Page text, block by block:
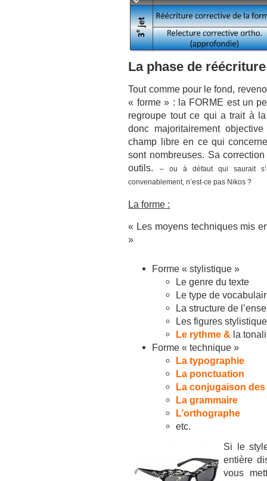
La phase de
Tout comme pour le fond,
« forme » : la FORME est un
regroupe tout ce qui a trait à
donc majoritairement
champ libre en ce qui
sont nombreuses. Sa
outils.
– ou à défaut qui saurait
convenablement, n’est-ce pas Nikos ?
La forme :
« Les moyens techniques mis
»
Forme « stylistique »
Le genre du texte
Le type de
La structure de
Les figures
Le rythme & la
Forme « technique »
La typographie
La ponctuation
La conjugaison
La grammaire
L’orthographe
etc.
Si le
entière
vous